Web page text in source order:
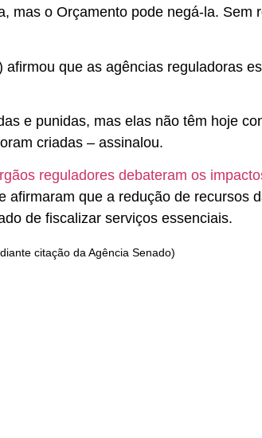
mas o Orçamento pode negá-la. Sem
afirmou que as agências reguladoras
e punidas, mas elas não têm hoje
criadas – assinalou.
reguladores debateram os
afirmaram que a redução de recursos
de fiscalizar serviços essenciais.
citação da Agência Senado)